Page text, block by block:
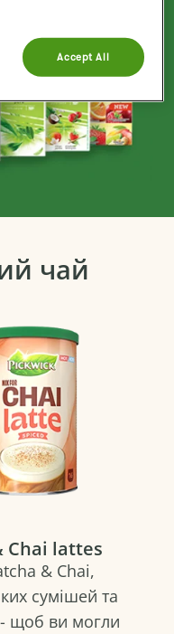
чай
Chai lattes
& Chai,
сумішей та
- щоб ви могли
Accept All